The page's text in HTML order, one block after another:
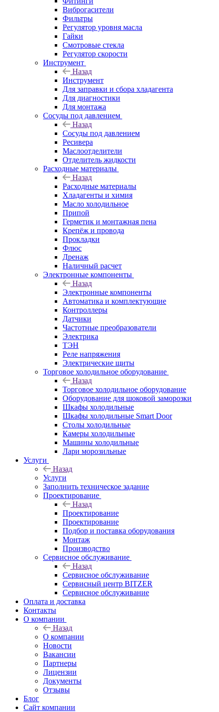
Виброгасители
Фильтры
Регулятор уровня масла
Гайки
Смотровые стекла
Регулятор скорости
Инструмент
Назад
Инструмент
Для заправки и сбора хладагента
Для диагностики
Для монтажа
Сосуды под давлением
Назад
Сосуды под давлением
Ресивера
Маслоотделители
Отделитель жидкости
Расходные материалы
Назад
Расходные материалы
Хладагенты и химия
Масло холодильное
Припой
Герметик и монтажная пена
Крепёж и провода
Прокладки
Флюс
Дренаж
Наличный расчет
Электронные компоненты
Назад
Электронные компоненты
Автоматика и комплектующие
Контроллеры
Датчики
Частотные преобразователи
Электрика
ТЭН
Реле напряжения
Электрические щиты
Торговое холодильное оборудование
Назад
Торговое холодильное оборудование
Оборудование для шоковой заморозки
Шкафы холодильные
Шкафы холодильные Smart Door
Столы холодильные
Камеры холодильные
Машины холодильные
Лари морозильные
Услуги
Назад
Услуги
Заполнить техническое задание
Проектирование
Назад
Проектирование
Проектирование
Подбор и поставка оборудования
Монтаж
Производство
Сервисное обслуживание
Назад
Сервисное обслуживание
Сервисный центр BITZER
Сервисное обслуживание
Оплата и доставка
Контакты
О компании
Назад
О компании
Новости
Вакансии
Партнеры
Лицензии
Документы
Отзывы
Блог
Сайт компании